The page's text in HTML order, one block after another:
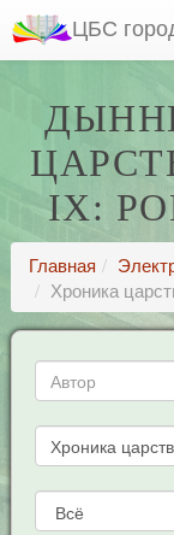
ЦБС
IX:
Главная
Хроника